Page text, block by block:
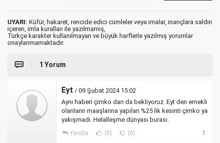
UYARI: Küfür, hakaret, rencide edici cümleler veya imalar, inançlara saldırı
içeren, imla kuralları ile yazılmamış,
Türkçe karakter kullanılmayan ve büyük harflerle yazılmış yorumlar
onaylanmamaktadır.
1 Yorum
Eyt / 09 Şubat 2024 15:02
Aynı haberi çimko dan da bekliyoruz. Eyt den emekli
olanların maaşlarına yapılan %25 lik kesinti çimko ya
yakışmadı. Helalleşme dünyası burası.
Yanıtla (0) (0)